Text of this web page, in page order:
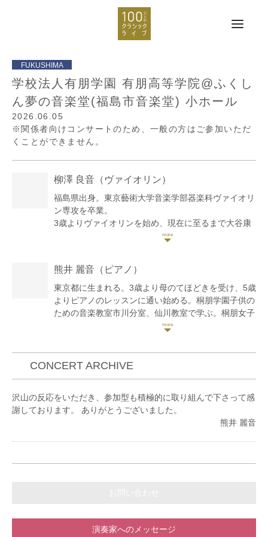
学校法人有朋学園 有朋高等学院@ふくし
ん夢の音楽堂(福島市音楽堂) 小ホール
2026.06.05
※関係者向けコンサートのため、一般の方はご参加いただ
くことができません。
柳澤 良音 （ヴァイオリン）
福島県出身。東京藝術大学音楽学部器楽科ヴァイオリ
ン専攻を卒業。
3歳よりヴァイオリンを始め、現在に至るまで大谷康
子、廣岡克隆、草野美香各師に師事。主な受賞歴はセ
日本ソロ&アンサンブルコンテスト金賞など。
ジャンルを問わず、幅広く演奏活動をしている。
熊井 麗音 （ピアノ）
東京都に生まれる。3歳より母のてほどきを受け、5歳
よりピアノのレッスンに通い始める。桐朋学園子供の
ための音楽教室市川分室、仙川教室で学ぶ。桐朋女子
高等学校音楽科を経て、桐朋学園大学卒、同研究科修
佳子、下田幸二、中井恒仁の各氏に師事。また、練木
繁夫氏からもレッスンを受ける。また、室内楽を小澤
加。その他にもザルツブルグモーツァルテウム音楽
院、トマム、鯵ヶ沢の講習会等に参加し、研鑽を積
む。第2回横浜国際ピアノコンクールをはじめ数々の
2011年『江戸川区ゆかりの音楽家によるチャリティ
広場、横浜ベイブリッジ、横浜ベイクオーター、横浜
CONCERT ARCHIVE
沢山の反応をいただき、参加型も積極的に取り組んで下さって感
謝しております。 ありがとうございました。
熊井 麗音
演奏家へのメッセージ